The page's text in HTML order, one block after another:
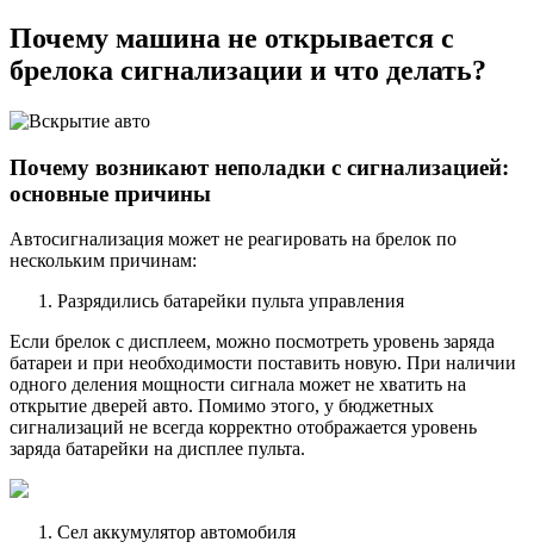
Почему машина не открывается с
брелока сигнализации и что делать?
Почему возникают неполадки с сигнализацией:
основные причины
Автосигнализация может не реагировать на брелок по
нескольким причинам:
Разрядились батарейки пульта управления
Если брелок с дисплеем, можно посмотреть уровень заряда
батареи и при необходимости поставить новую. При наличии
одного деления мощности сигнала может не хватить на
открытие дверей авто. Помимо этого, у бюджетных
сигнализаций не всегда корректно отображается уровень
заряда батарейки на дисплее пульта.
Сел аккумулятор автомобиля